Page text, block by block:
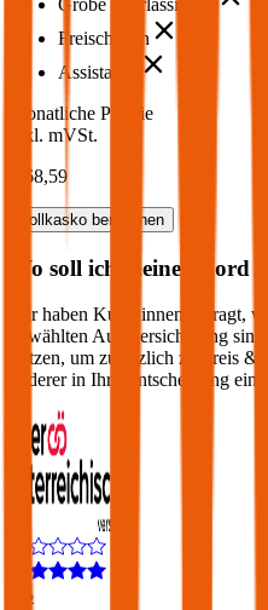
Freischaden
Assistance
Monatliche Prämie
inkl. mVSt.
€ 68,59
Vollkasko berechnen
Wo soll ich meinen Ford
Wir haben Kund:innen befragt,
gewählten Autoversicherung
nutzen, um zusätzlich zu Preis
anderer in Ihre Entscheidung
4,5